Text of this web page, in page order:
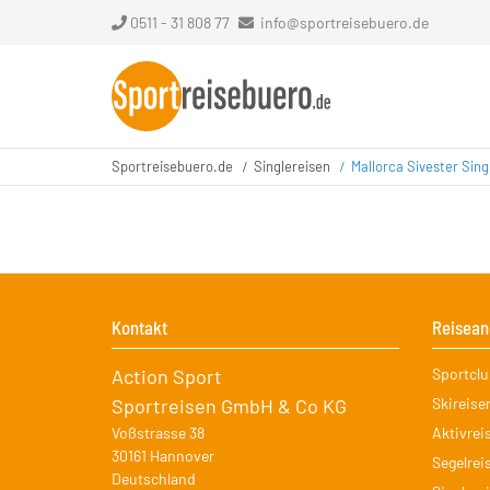
0511 - 31 808 77 info@sportreisebuero.de
Sportreisebuero.de Singlereisen Mallorca Sivester
Kontakt
Action Sport
Sportreisen GmbH & Co KG
Voßstrasse 38
30161 Hannover
Deutschland